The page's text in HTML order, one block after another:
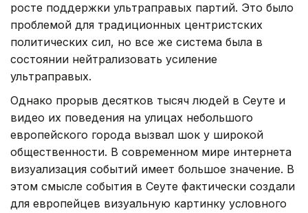
росте поддержки ультраправых партий. Это было
проблемой для традиционных центристских
политических сил, но все же система была в
состоянии нейтрализовать усиление
ультраправых.
Однако прорыв десятков тысяч людей в Сеуте и
видео их поведения на улицах небольшого
европейского города вызвал шок у широкой
общественности. В современном мире интернета
визуализация событий имеет большое значение. В
этом смысле события в Сеуте фактически создали
для европейцев визуальную картинку условного